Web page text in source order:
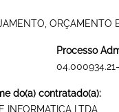
ORÇAMENTO
Processo
do(a) contratado(a):
INFORMATICA LTDA